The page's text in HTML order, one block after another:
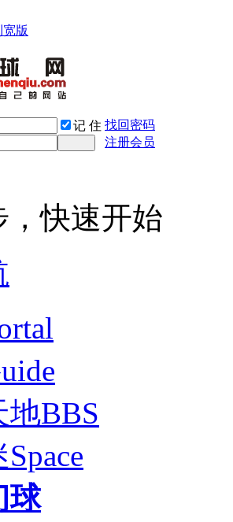
版
记 住 找回密码
注册会员
，快速开始
地BBS
Space
球